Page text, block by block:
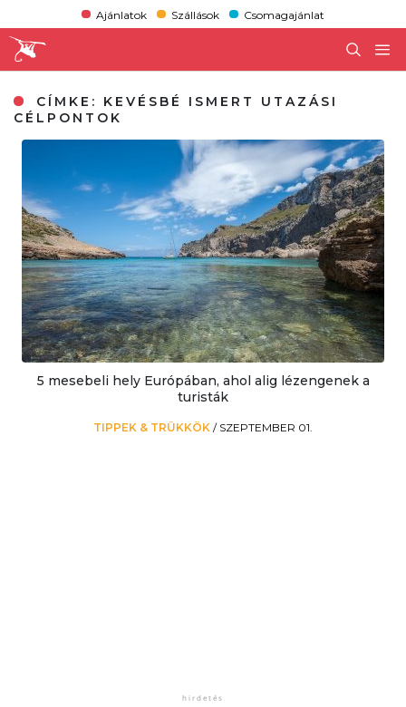
Ajánlatok Szállások Csomagajánlat
CÍMKE: KEVÉSBÉ ISMERT UTAZÁSI
CÉLPONTOK
5 mesebeli hely Európában, ahol alig lézengenek a
turisták
TIPPEK & TRÜKKÖK / SZEPTEMBER 01.